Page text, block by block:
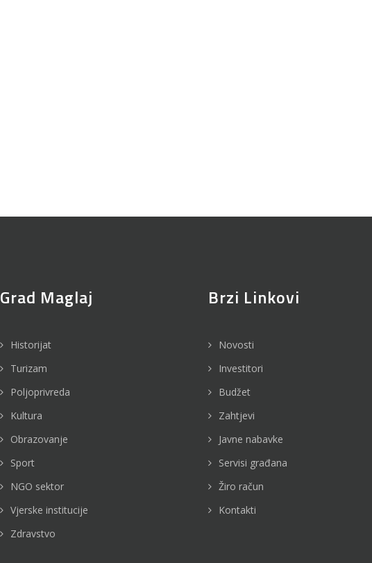
Grad Maglaj
Historijat
Turizam
Poljoprivreda
Kultura
Obrazovanje
Sport
NGO sektor
Vjerske institucije
Zdravstvo
Brzi Linkovi
Novosti
Investitori
Budžet
Zahtjevi
Javne nabavke
Servisi građana
Žiro račun
Kontakti